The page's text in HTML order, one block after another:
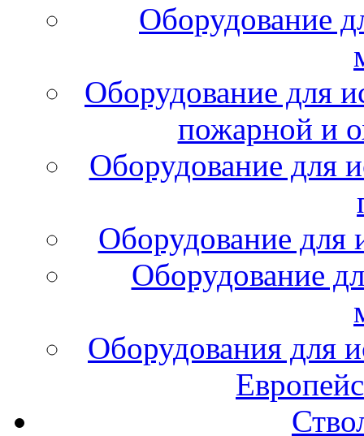
Оборудование
Оборудование для
пожарной и
Оборудование для
Оборудование для
Оборудование
Оборудования для